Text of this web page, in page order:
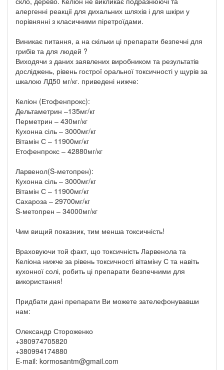
алергенні реакції для дихальних шляхів і для шкіри у
порівнянні з класичними піретроїдами.
Виникає питання, а на скільки ці препарати безпечні для
грибів та для людей ?
Виходячи з даних заявлених виробником та результатів
досліджень, рівень гострої оральної токсичності у щурів за
шкалою ЛД50 мг/кг. приведені нижче:
Келіон (Етофенпрокс):
Дельтаметрин –135мг/кг
Перметрин – 430мг/кг
Кухонна сіль – 3000мг/кг
Вітамін С – 11900мг/кг
Етофенпрокс – 42880мг/кг
Ларвенол(S-метопрен):
Кухонна сіль – 3000мг/кг
Вітамін С – 11900мг/кг
Сахароза – 29700мг/кг
S-метопрен – 34000мг/кг
Чим вищий показник, тим менша токсичність!
Враховуючи той факт, що токсичність Ларвенола та
Келіона нижче за рівень токсичності вітаміну С та навіть
кухонної солі, робить ці препарати безпечними для
використання!
Придбати дані препарати Ви можете зателефонувавши
нам:
Олександр Стороженко
+380974705820
+380994174880
E-mail: kormosantm@gmail.com